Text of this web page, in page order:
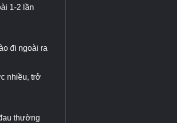
1-2 lần
đi ngoài ra
nhiều, trở
thường